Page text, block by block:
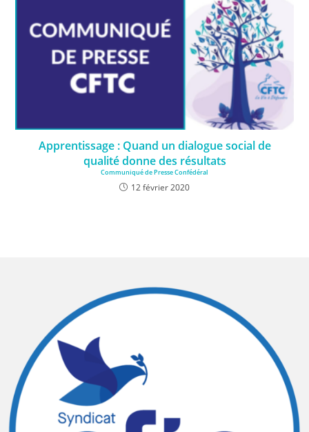
Apprentissage : Quand un dialogue social de
qualité donne des résultats
Communiqué de Presse Confédéral
12 février 2020